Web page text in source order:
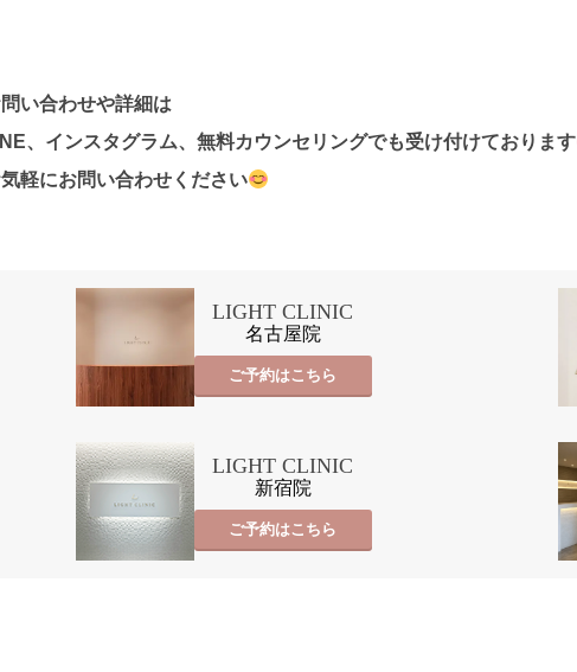
い合わせや詳細は
、インスタグラム、無料カウンセリングでも受け付けております
軽にお問い合わせください
LIGHT CLINIC
名古屋院
ご予約はこちら
LIGHT CLINIC
新宿院
ご予約はこちら